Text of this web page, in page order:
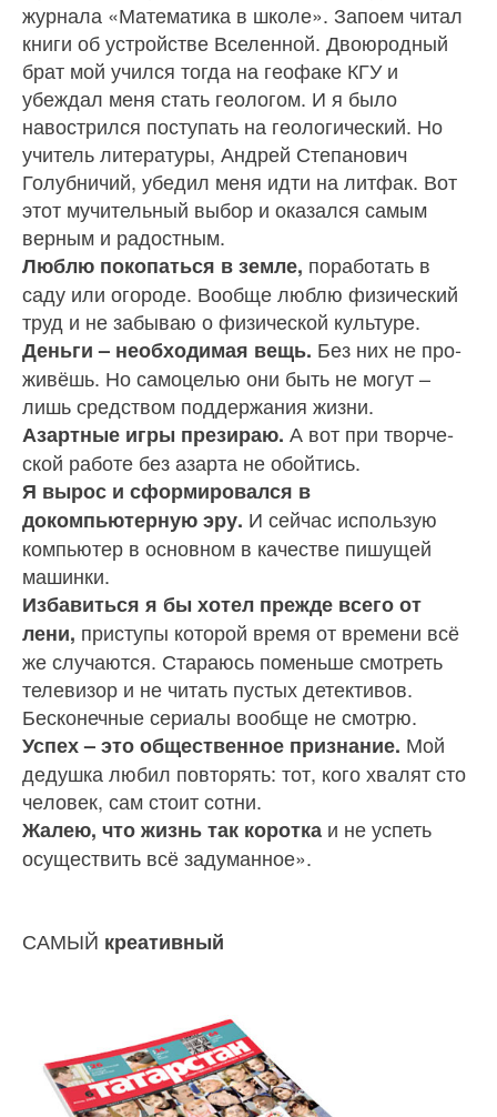
журнала «Математи­ка в школе». Запоем читал
книги об устройстве Вселенной. Двоюродный
брат мой учился тогда на геофаке КГУ и
убеждал меня стать геологом. И я было
навострился поступать на геологиче­ский. Но
учитель литературы, Андрей Степанович
Голубничий, убедил меня идти на литфак. Вот
этот мучительный выбор и оказался самым
верным и радостным.
Люблю покопаться в земле, поработать в
саду или огороде. Вообще люблю физический
труд и не забываю о физической культуре.
Деньги – необходимая вещь. Без них не про­
живёшь. Но самоцелью они быть не могут –
лишь средством поддержания жизни.
Азартные игры презираю. А вот при творче­
ской работе без азарта не обойтись.
Я вырос и сформировался в
докомпьютерную эру. И сейчас использую
компьютер в основном в качестве пишущей
машинки.
Избавиться я бы хотел прежде всего от
лени, приступы которой время от времени всё
же случа­ются. Стараюсь поменьше смотреть
телевизор и не читать пустых детективов.
Бесконечные сериалы вообще не смотрю.
Успех – это общественное признание. Мой
де­душка любил повторять: тот, кого хвалят сто
че­ловек, сам стоит сотни.
Жалею, что жизнь так коротка и не успеть
осуществить всё задуманное».
САМЫЙ креативный